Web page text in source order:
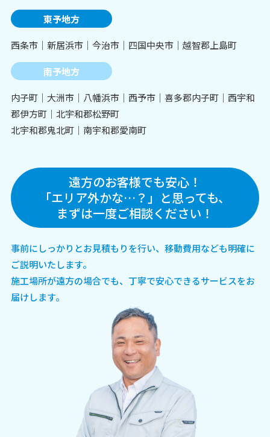
東予地方
西条市│新居浜市│今治市│四国中央市│越智郡上島町
南予地方
内子町│大洲市│八幡浜市│西予市│喜多郡内子町│西宇和
郡伊方町│北宇和郡松野町
北宇和郡鬼北町│南宇和郡愛南町
遠方のお客様でも安心！
「エリア外かな…？」と思っても、
まずは一度ご相談ください！
事前にしっかりとお見積もりを行い、移動費用なども明確に
ご説明いたします。
施工場所が遠方の場合でも、丁寧で安心できるサービスをお
届けします。